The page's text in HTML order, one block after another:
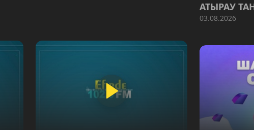
АТЫРАУ
03.08.2026